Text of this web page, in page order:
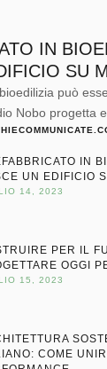
IN
SU
può
Nobo progetta
IN
UN EDIFICIO
14, 2023
PER IL
OGGI
15, 2023
COME